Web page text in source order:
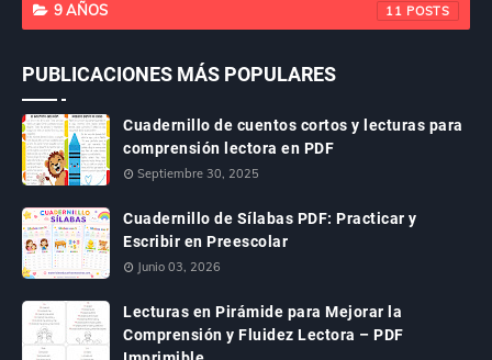
9 AÑOS 11
PUBLICACIONES MÁS POPULARES
Cuadernillo de cuentos cortos y lecturas para
comprensión lectora en PDF
Septiembre 30, 2025
Cuadernillo de Sílabas PDF: Practicar y
Escribir en Preescolar
Junio 03, 2026
Lecturas en Pirámide para Mejorar la
Comprensión y Fluidez Lectora – PDF